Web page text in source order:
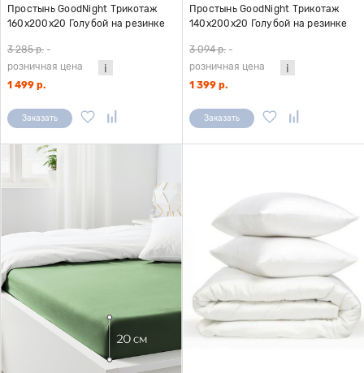
Простынь GoodNight Трикотаж
160х200х20 Голубой на резинке
3 285 р. -
розничная цена
1 499 р.
Заказать
Простынь GoodNight Трикотаж
140х200х20 Голубой на резинке
3 094 р. -
розничная цена
1 399 р.
Заказать